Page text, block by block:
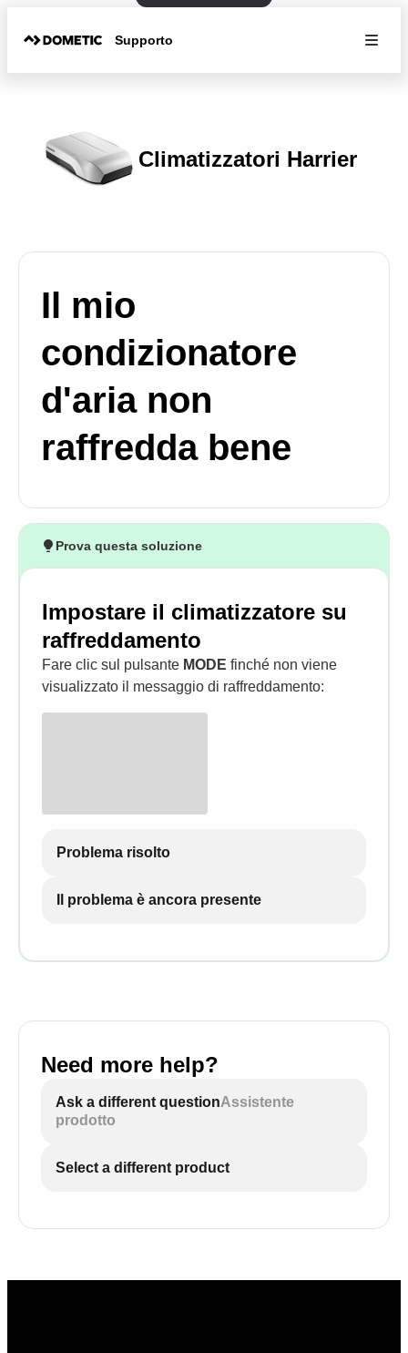
Supporto
Climatizzatori Harrier
Il mio
condizionatore
d'aria non
raffredda bene
Prova questa soluzione
Impostare il climatizzatore su
raffreddamento
Fare clic sul pulsante MODE finché non viene
visualizzato il messaggio di raffreddamento:
Problema risolto
Il problema è ancora presente
Need more help?
Ask a different questionAssistente
prodotto
Select a different product